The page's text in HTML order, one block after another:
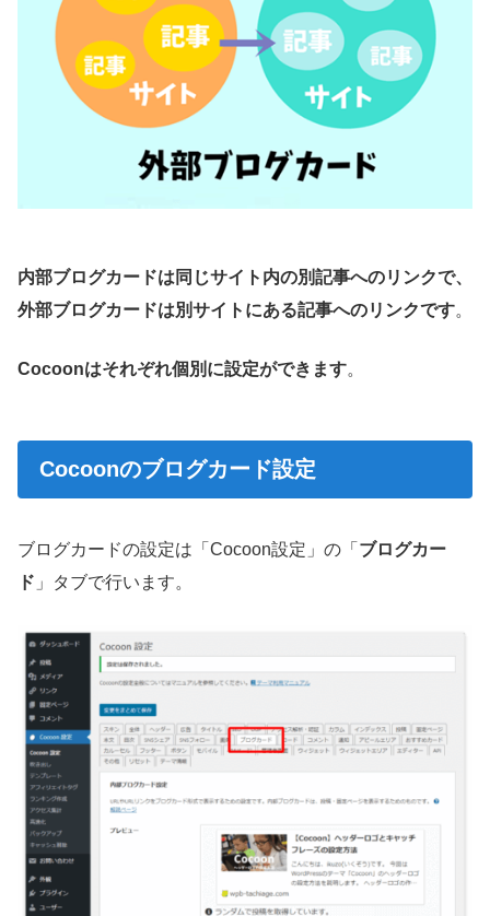
内部ブログカードは同じサイト内の別記事へのリンクで、
外部ブログカードは別サイトにある記事へのリンクです。
Cocoonはそれぞれ個別に設定ができます。
Cocoonのブログカード設定
ブログカードの設定は「Cocoon設定」の「 ブログカー
ド 」タブで行います。